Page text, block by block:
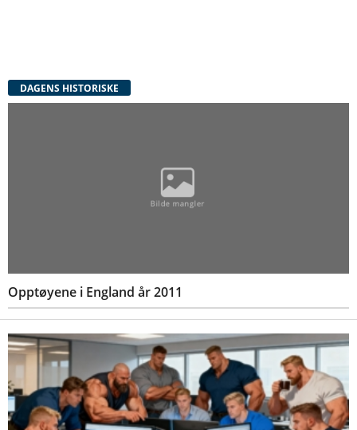
DAGENS HISTORISKE
Opptøyene i England år 2011